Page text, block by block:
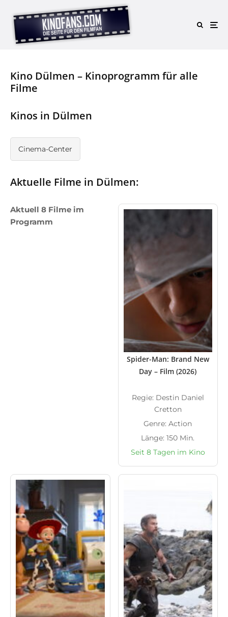
Kino Dülmen – Kinoprogramm für alle
Filme
Kinos in Dülmen
Cinema-Center
Aktuelle Filme in Dülmen:
Aktuell 8 Filme im
Programm
Spider-Man: Brand New
Day – Film (2026)
Regie: Destin Daniel
Cretton
Genre: Action
Länge: 150 Min.
Seit 8 Tagen im Kino